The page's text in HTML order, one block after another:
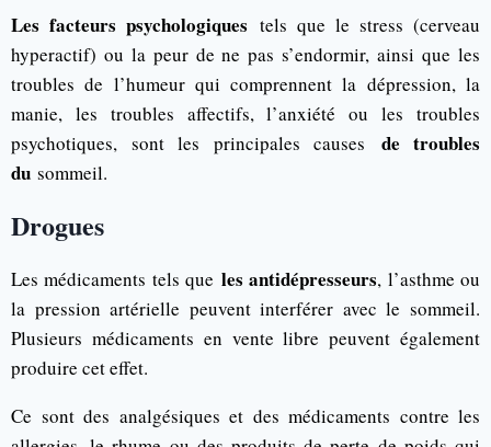
Les facteurs psychologiques tels que le stress (cerveau
hyperactif) ou la peur de ne pas s’endormir, ainsi que les
troubles de l’humeur qui comprennent la dépression, la
manie, les troubles affectifs, l’anxiété ou les troubles
psychotiques, sont les principales causes de troubles
du sommeil.
Drogues
Les médicaments tels queles antidépresseurs, l’asthme ou
la pression artérielle peuvent interférer avec le sommeil.
Plusieurs médicaments en vente libre peuvent également
produire cet effet.
Ce sont des analgésiques et des médicaments contre les